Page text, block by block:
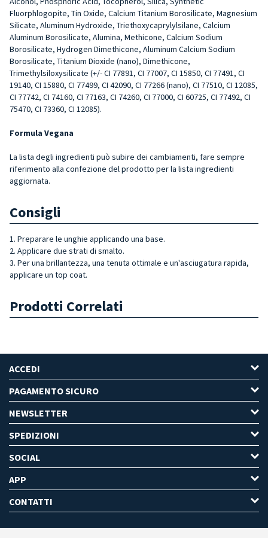
Fluorphlogopite, Tin Oxide, Calcium Titanium Borosilicate, Magnesium
Silicate, Aluminum Hydroxide, Triethoxycaprylylsilane, Calcium
Aluminum Borosilicate, Alumina, Methicone, Calcium Sodium
Borosilicate, Hydrogen Dimethicone, Aluminum Calcium Sodium
Borosilicate, Titanium Dioxide (nano), Dimethicone,
Trimethylsiloxysilicate (+/- CI 77891, CI 77007, CI 15850, CI 77491, CI
19140, CI 15880, CI 77499, CI 42090, CI 77266 (nano), CI 77510, CI 12085,
CI 77742, CI 74160, CI 77163, CI 74260, CI 77000, CI 60725, CI 77492, CI
75470, CI 73360, CI 12085).
Formula Vegana
La lista degli ingredienti può subire dei cambiamenti, fare sempre
riferimento alla confezione del prodotto per la lista ingredienti
aggiornata.
Consigli
1. Preparare le unghie applicando una base.
2. Applicare due strati di smalto.
3. Per una brillantezza, una tenuta ottimale e un'asciugatura rapida,
applicare un top coat.
Prodotti Correlati
ACCEDI
PAGAMENTO SICURO
NEWSLETTER
SPEDIZIONI
SOCIAL
APP
CONTATTI